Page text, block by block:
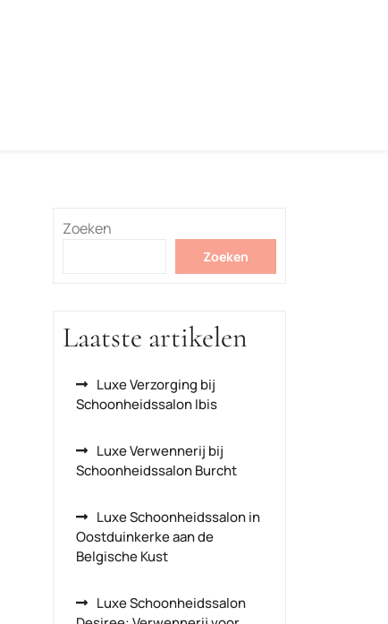
Zoeken
Zoeken
Laatste artikelen
Luxe Verzorging bij
Schoonheidssalon Ibis
Luxe Verwennerij bij
Schoonheidssalon Burcht
Luxe Schoonheidssalon in
Oostduinkerke aan de
Belgische Kust
Luxe Schoonheidssalon